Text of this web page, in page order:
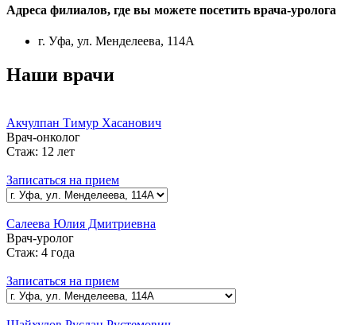
Адреса филиалов, где вы можете посетить врача-уролога
г. Уфа, ул. Менделеева, 114А
Наши врачи
Акчулпан Тимур Хасанович
Врач-онколог
Стаж: 12 лет
Записаться на прием
Салеева Юлия Дмитриевна
Врач-уролог
Стаж: 4 года
Записаться на прием